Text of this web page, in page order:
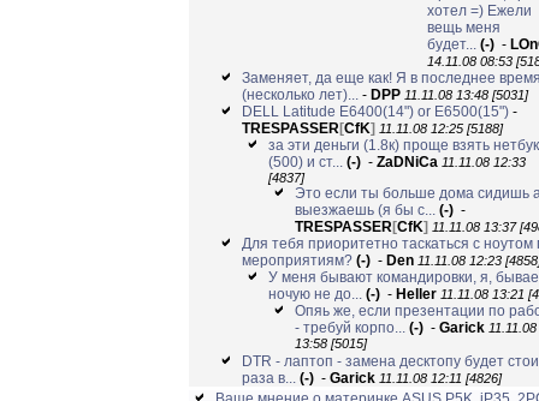
хотел =) Ежели
вещь меня
будет... (-) -
14.11.08 08:53
Заменяет, да еще как! Я в последнее
(несколько лет)... - DPP 11.11.08 13:48 [5031]
DELL Latitude E6400(14") or E6500(15") -
TRESPASSER[CfK] 11.11.08 12:25 [5188]
за эти деньги (1.8к) проще взять нетбук
(500) и ст... (-) - ZaDNiCa 11.11.08 12:33
[4837]
Это если ты больше дома сидишь
выезжаешь (я бы с... (-) -
TRESPASSER[CfK] 11.11.08 13:37
Для тебя приоритетно таскаться с ноутом
мероприятиям? (-) - Den 11.11.08 12:23
У меня бывают командировки, я,
ночую не до... (-) - Heller 11.11.08 13:21
Опяь же, если презентации по
- требуй корпо... (-) - Garick 11.11.08
13:58 [5015]
DTR - лаптоп - замена десктопу будет
раза в... (-) - Garick 11.11.08 12:11 [4826]